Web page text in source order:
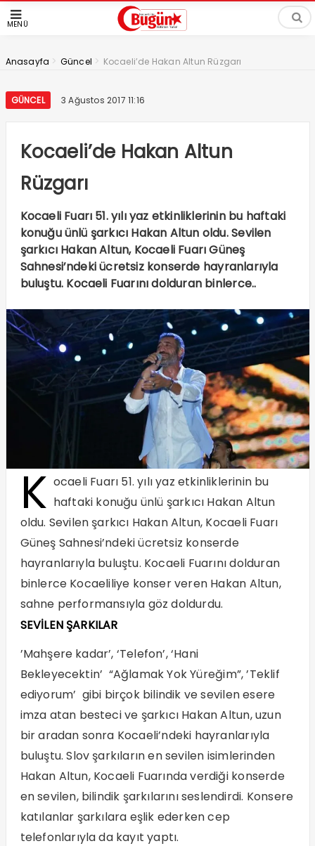
MENÜ
Anasayfa > Güncel > Kocaeli’de Hakan Altun Rüzgarı
GÜNCEL 3 Ağustos 2017 11:16
Kocaeli’de Hakan Altun
Rüzgarı
Kocaeli Fuarı 51. yılı yaz etkinliklerinin bu haftaki
konuğu ünlü şarkıcı Hakan Altun oldu. Sevilen
şarkıcı Hakan Altun, Kocaeli Fuarı Güneş
Sahnesi’ndeki ücretsiz konserde hayranlarıyla
buluştu. Kocaeli Fuarını dolduran binlerce..
K ocaeli Fuarı 51. yılı yaz etkinliklerinin bu
haftaki konuğu ünlü şarkıcı Hakan Altun
oldu. Sevilen şarkıcı Hakan Altun, Kocaeli Fuarı
Güneş Sahnesi’ndeki ücretsiz konserde
hayranlarıyla buluştu. Kocaeli Fuarını dolduran
binlerce Kocaeliliye konser veren Hakan Altun,
sahne performansıyla göz doldurdu.
SEVİLEN ŞARKILAR
’Mahşere kadar’, ‘Telefon’, ‘Hani
Bekleyecektin’ “Ağlamak Yok Yüreğim”, ’Teklif
ediyorum’ gibi birçok bilindik ve sevilen esere
imza atan besteci ve şarkıcı Hakan Altun, uzun
bir aradan sonra Kocaeli’ndeki hayranlarıyla
buluştu. Slov şarkıların en sevilen isimlerinden
Hakan Altun, Kocaeli Fuarında verdiği konserde
en sevilen, bilindik şarkılarını seslendirdi. Konsere
katılanlar şarkılara eşlik ederken cep
telefonlarıyla da kayıt yaptı.